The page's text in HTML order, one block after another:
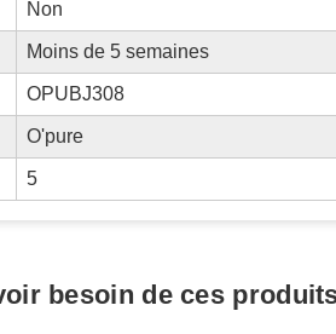
Non
Moins de 5 semaines
OPUBJ308
O'pure
5
besoin de ces